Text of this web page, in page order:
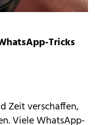
Tricks
Zeit verschaffen,
Viele WhatsApp-